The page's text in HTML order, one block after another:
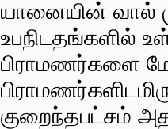
யானையின் வால்
உபநிடதங்களில்
பிராமணர்களை
குறைந்தபட்சம்